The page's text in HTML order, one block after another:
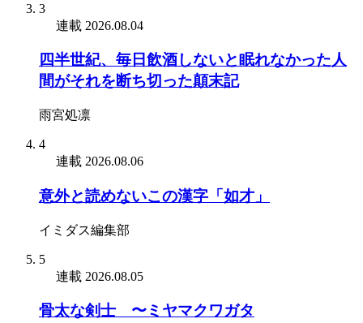
3
連載 2026.08.04
四半世紀、毎日飲酒しないと眠れなかった人
間がそれを断ち切った顛末記
雨宮処凛
4
連載 2026.08.06
意外と読めないこの漢字「如才」
イミダス編集部
5
連載 2026.08.05
骨太な剣士 〜ミヤマクワガタ